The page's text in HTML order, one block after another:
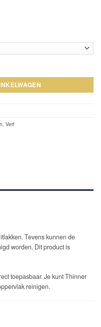
, Verf
Tevens kunnen de
worden. Dit product is
toepasbaar. Je kunt Thinner
reinigen.